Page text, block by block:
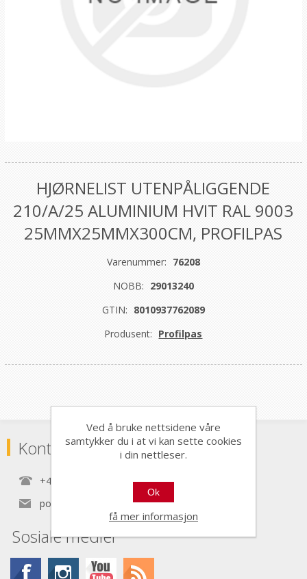
HJØRNELIST UTENPÅLIGGENDE
210/A/25 ALUMINIUM HVIT RAL 9003
25MMX25MMX300CM, PROFILPAS
Varenummer: 76208
NOBB: 29013240
GTIN: 8010937762089
Produsent: Profilpas
Kontaktinformasjon
+47 22 30 40 70
post@nordictools.no
Sosiale medier
Ved å bruke nettsidene våre
samtykker du i at vi kan sette cookies
i din nettleser.
Ok
få mer informasjon